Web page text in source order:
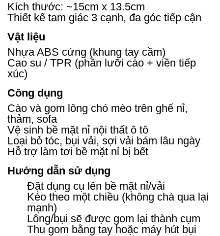
Kích thước: ~15cm x 13.5cm
Thiết kế tam giác 3 cạnh, đa góc tiếp cận
Vật liệu
Nhựa ABS cứng (khung tay cầm)
Cao su / TPR (phần lưỡi cào + viền tiếp
xúc)
Công dụng
Cào và gom lông chó mèo trên ghế nỉ,
thảm, sofa
Vệ sinh bề mặt nỉ nội thất ô tô
Loại bỏ tóc, bụi vải, sợi vải bám lâu ngày
Hỗ trợ làm tơi bề mặt nỉ bị bết
Hướng dẫn sử dụng
Đặt dụng cụ lên bề mặt nỉ/vải
Kéo theo một chiều (không chà qua lại
mạnh)
Lông/bụi sẽ được gom lại thành cụm
Thu gom bằng tay hoặc máy hút bụi